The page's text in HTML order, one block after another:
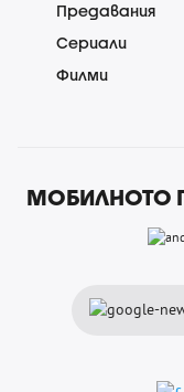
Предавания
Сериали
Филми
МОБИЛНОТО